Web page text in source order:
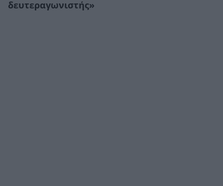
δευτεραγωνιστής»